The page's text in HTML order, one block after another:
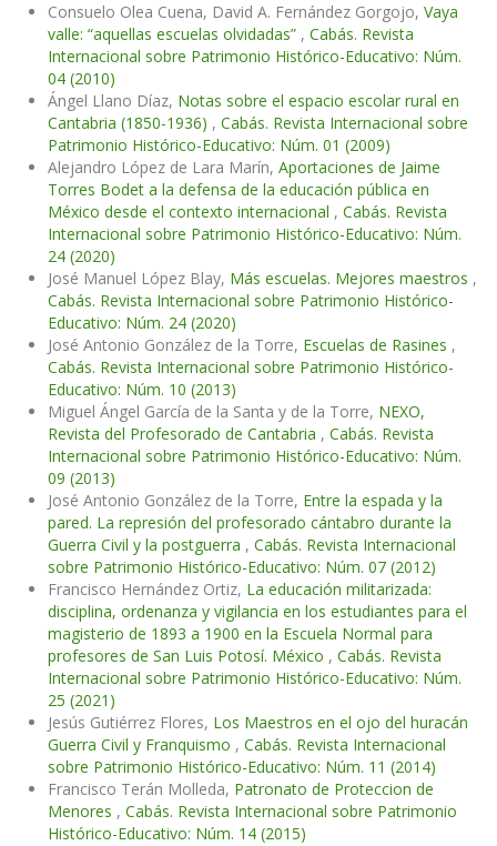
Consuelo Olea Cuena, David A. Fernández Gorgojo, Vaya
valle: “aquellas escuelas olvidadas” , Cabás. Revista
Internacional sobre Patrimonio Histórico-Educativo: Núm.
04 (2010)
Ángel Llano Díaz, Notas sobre el espacio escolar rural en
Cantabria (1850-1936) , Cabás. Revista Internacional sobre
Patrimonio Histórico-Educativo: Núm. 01 (2009)
Alejandro López de Lara Marín, Aportaciones de Jaime
Torres Bodet a la defensa de la educación pública en
México desde el contexto internacional , Cabás. Revista
Internacional sobre Patrimonio Histórico-Educativo: Núm.
24 (2020)
José Manuel López Blay, Más escuelas. Mejores maestros ,
Cabás. Revista Internacional sobre Patrimonio Histórico-
Educativo: Núm. 24 (2020)
José Antonio González de la Torre, Escuelas de Rasines ,
Cabás. Revista Internacional sobre Patrimonio Histórico-
Educativo: Núm. 10 (2013)
Miguel Ángel García de la Santa y de la Torre, NEXO,
Revista del Profesorado de Cantabria , Cabás. Revista
Internacional sobre Patrimonio Histórico-Educativo: Núm.
09 (2013)
José Antonio González de la Torre, Entre la espada y la
pared. La represión del profesorado cántabro durante la
Guerra Civil y la postguerra , Cabás. Revista Internacional
sobre Patrimonio Histórico-Educativo: Núm. 07 (2012)
Francisco Hernández Ortiz, La educación militarizada:
disciplina, ordenanza y vigilancia en los estudiantes para el
magisterio de 1893 a 1900 en la Escuela Normal para
profesores de San Luis Potosí. México , Cabás. Revista
Internacional sobre Patrimonio Histórico-Educativo: Núm.
25 (2021)
Jesús Gutiérrez Flores, Los Maestros en el ojo del huracán
Guerra Civil y Franquismo , Cabás. Revista Internacional
sobre Patrimonio Histórico-Educativo: Núm. 11 (2014)
Francisco Terán Molleda, Patronato de Proteccion de
Menores , Cabás. Revista Internacional sobre Patrimonio
Histórico-Educativo: Núm. 14 (2015)